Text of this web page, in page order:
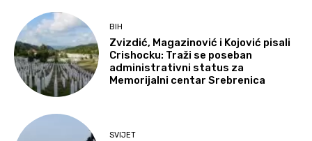
BIH
Zvizdić, Magazinović i Kojović pisali
Crishocku: Traži se poseban
administrativni status za
Memorijalni centar Srebrenica
SVIJET